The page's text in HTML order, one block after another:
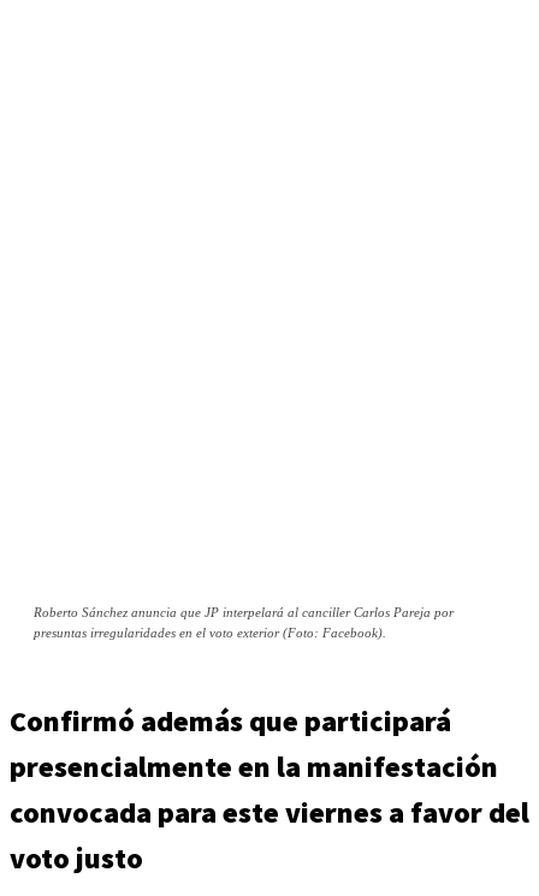
Roberto Sánchez anuncia que JP interpelará al canciller Carlos Pareja por
presuntas irregularidades en el voto exterior (Foto: Facebook).
Confirmó además que participará
presencialmente en la manifestación
convocada para este viernes a favor del
voto justo